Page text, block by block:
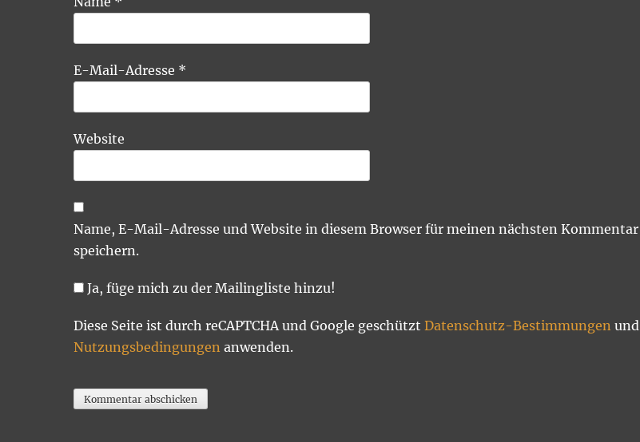
E-Mail-Adresse *
Website
Name, E-Mail-Adresse und Website in diesem Browser für meinen nächsten Kommentar
speichern.
Ja, füge mich zu der Mailingliste hinzu!
Diese Seite ist durch reCAPTCHA und Google geschützt Datenschutz-Bestimmungen und
Nutzungsbedingungen anwenden.